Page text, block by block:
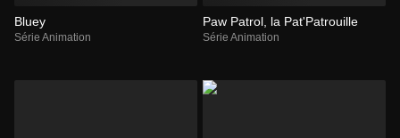
Bluey
Série Animation
Paw Patrol, la Pat'Patrouille
Série Animation